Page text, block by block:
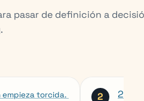
pasar de definición a
empieza torcida.
2